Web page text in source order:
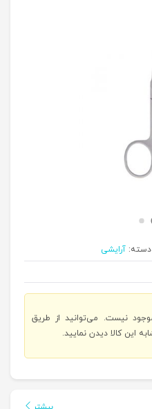
دسته: آرایشی
نیست. می‌توانید از طریق
این کالا دیدن نمایید.